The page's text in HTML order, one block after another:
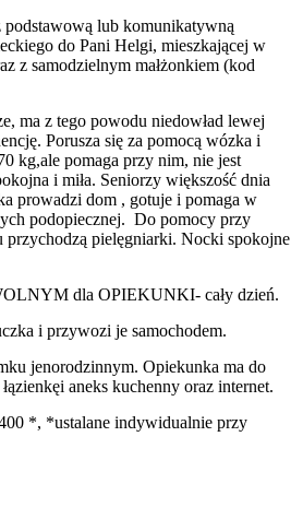
lub komunikatywną
do Pani Helgi, mieszkającej w
z samodzielnym małżonkiem (kod
ma z tego powodu niedowład lewej
Porusza się za pomocą wózka i
kg,ale pomaga przy nim, nie jest
i miła. Seniorzy większość dnia
prowadzi dom , gotuje i pomaga w
podopiecznej. Do pomocy przy
pielęgniarki. Nocki spokojne
dla OPIEKUNKI- cały dzień.
i przywozi je samochodem.
jenorodzinnym. Opiekunka ma do
aneks kuchenny oraz internet.
*, *ustalane indywidualnie przy